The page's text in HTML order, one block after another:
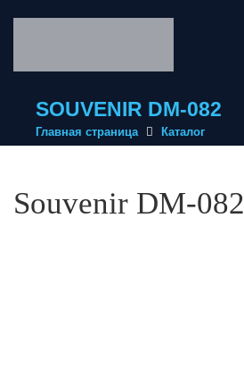
SOUVENIR DM-082
Главная страница Каталог
Souvenir DM-082